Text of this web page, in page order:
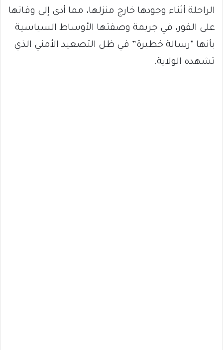
الراحلة أثناء وجودها خارج منزلها، مما أدى إلى وفاتها
على الفور، في جريمة وصفتها الأوساط السياسية
بأنها “رسالة خطيرة” في ظل التصعيد الأمني الذي
تشهده الولاية.